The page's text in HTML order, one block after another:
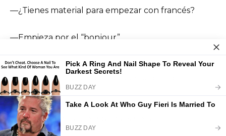
—¿Tienes material para empezar con francés?
—Empieza por el “bonjour”.
Después viene el mundo —respondió,
entregándole una copia de su cuaderno.
Meses después, Camila caminaba por los pasillos
con ropa sencilla y elegancia serena.